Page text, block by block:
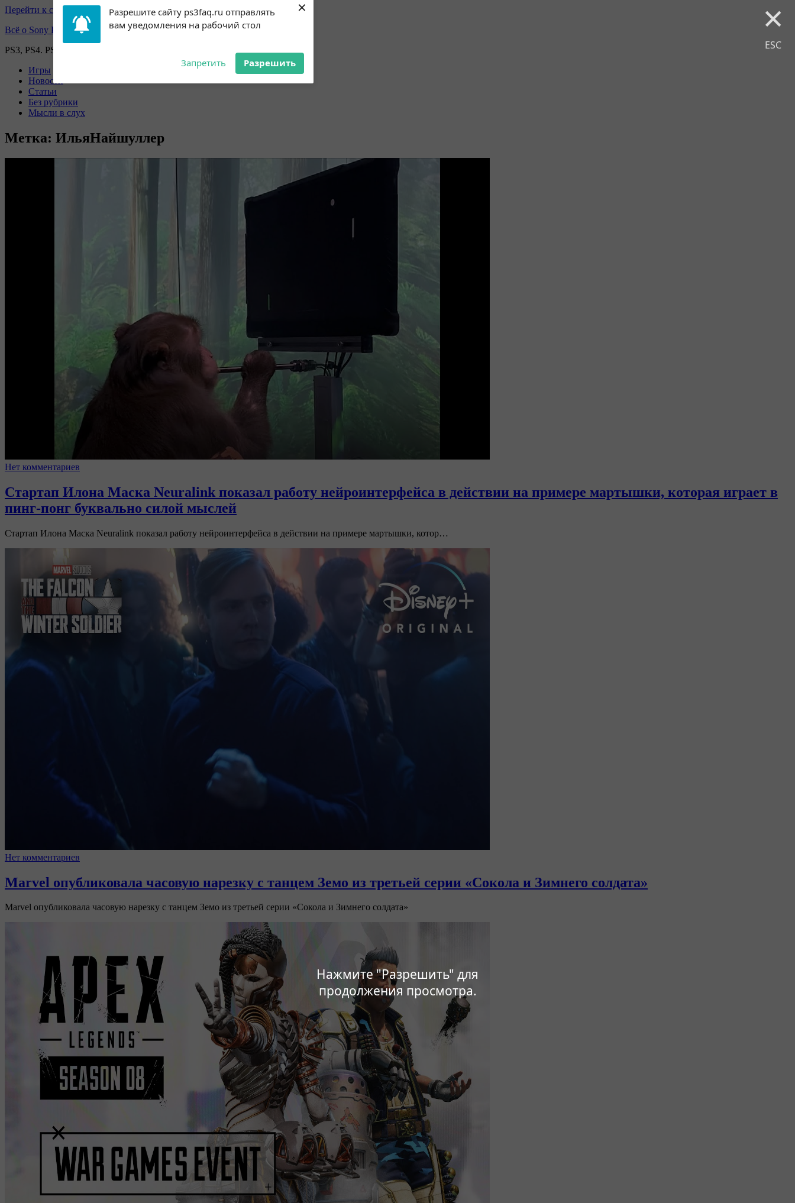
Разрешите сайту ps3faq.ru отправлять
вам уведомления на рабочий стол
Запретить Разрешить
× ×
ESC
Нажмите "Разрешить" для
продолжения просмотра.
Subscribe to our
notifications!
To enable permission prompts, click
on the notification icon
Перейти к содержимому
Всё о Sony Playstation
PS3, PS4. PS5, PS games
Игры
Новости
Статьи
Без рубрики
Мысли в слух
Метка: ИльяНайшуллер
Нет комментариев
Стартап Илона Маска Neuralink показал работу нейроинтерфейса в действии на примере мартышки, которая играет в
пинг-понг буквально силой мыслей
Стартап Илона Маска Neuralink показал работу нейроинтерфейса в действии на примере мартышки, котор…
Нет комментариев
Marvel опубликовала часовую нарезку с танцем Земо из третьей серии «Сокола и Зимнего солдата»
Marvel опубликовала часовую нарезку с танцем Земо из третьей серии «Сокола и Зимнего солдата»